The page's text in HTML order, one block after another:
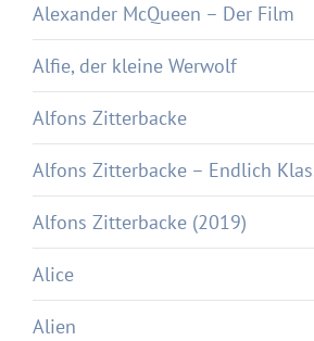
Alexander McQueen – Der Film
Alfie, der kleine Werwolf
Alfons Zitterbacke
Alfons Zitterbacke – Endlich
Alfons Zitterbacke (2019)
Alice
Alien